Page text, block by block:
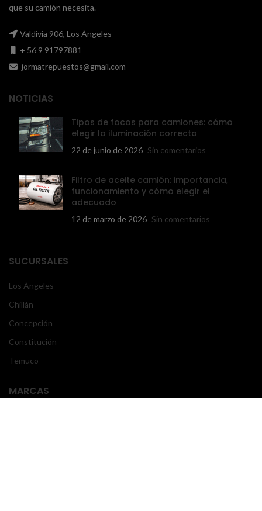
que su camión necesita.
Valdivia 906, Los Ángeles
+ 56 9 91797881
jormatrepuestos@gmail.com
NOTICIAS
Tipos de focos para camiones: cómo
elegir la iluminación correcta
22 de junio de 2026 Sin comentarios
Filtro de aceite camión: importancia,
funcionamiento y cómo elegir el
adecuado
12 de marzo de 2026 Sin comentarios
SUCURSALES
Los Ángeles
Chillán
Concepción
Constitución
Temuco
MARCAS